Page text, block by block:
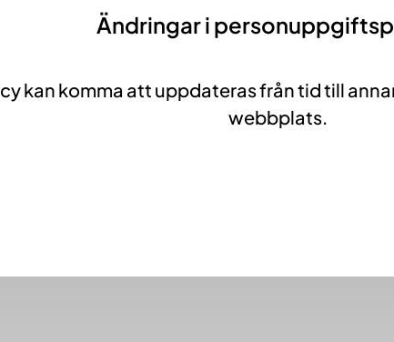
Ändringar i
kan komma att uppdateras från tid till
webbplats.